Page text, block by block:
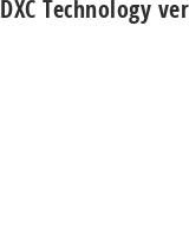
DXC Technology